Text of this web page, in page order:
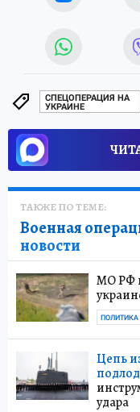
СПЕЦОПЕРАЦИЯ НА
УКРАИНЕ
ТАКЖЕ ПО ТЕМЕ:
Военная
новости
МО РФ
ПОЛИТИКА
Цепь
удара